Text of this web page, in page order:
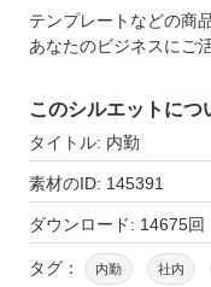
テンプレートなどの商
あなたのビジネスにご
このシルエットにつ
タイトル: 内勤
素材のID: 145391
ダウンロード: 14675回
タグ： 内勤 社内